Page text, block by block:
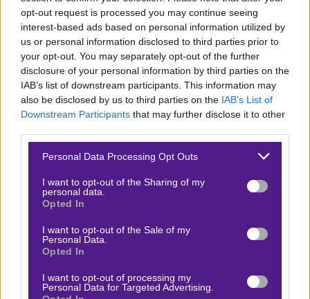
opt-out request is processed you may continue seeing
interest-based ads based on personal information utilized by
us or personal information disclosed to third parties prior to
your opt-out. You may separately opt-out of the further
disclosure of your personal information by third parties on the
IAB’s list of downstream participants. This information may
also be disclosed by us to third parties on the IAB’s List of
Downstream Participants that may further disclose it to other
Please note that this website/app uses one or more Google
not limited to your visit or usage behaviour. You may click to
grant or deny consent to Google and its third-party tags to
use your data for below specified purposes in below Google
consent section.
Personal Data Processing Opt Outs
I want to opt-out of the Sharing of my
personal data.
Opted In
I want to opt-out of the Sale of my
Personal Data.
Opted In
I want to opt-out of processing my
Personal Data for Targeted Advertising.
Αμφότερες οι ομάδες δείχνουν επιθετική συνέπεια,
αλλά και αδυναμίες στα μετόπισθεν, κάτι που
ενισχύεται από την κόπωση της σεζόν και την έλλειψη
εμπειρίας σε τόσο κρίσιμα ευρωπαϊκά παιχνίδια.
Το διακύβευμα είναι τεράστιο, καθώς πρόκειται για
ιστορική ευκαιρία πρόκρισης σε τελικό, γεγονός που
δύσκολα θα αφήσει περιθώρια για συντηρητική
προσέγγιση. Με αυτά τα δεδομένα, ένα ανοιχτό
καθιστώντας το εκατέρωθεν σκοράρισμα μια λογική
επιλογή.
Όλο το υπόλοιπο pre game και live παιχνίδι της
Telegram, όπου μπορείς να μπεις από
.